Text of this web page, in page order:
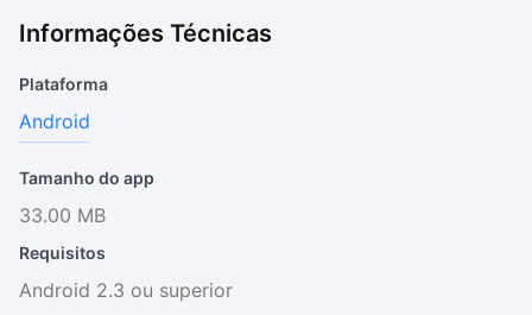
Informações Técnicas
Plataforma
Android
Tamanho do app
33.00 MB
Requisitos
Android 2.3 ou superior